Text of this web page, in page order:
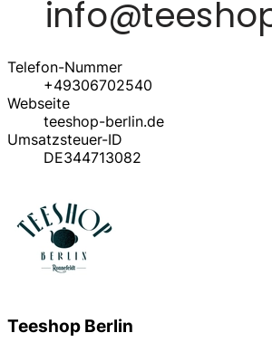
Telefon-Nummer
+49306702540
Webseite
teeshop-berlin.de
Umsatzsteuer-ID
DE344713082
Teeshop Berlin